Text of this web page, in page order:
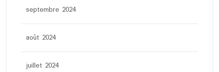
septembre 2024
août 2024
juillet 2024